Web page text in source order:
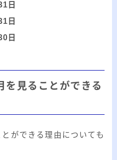
日
日
日
を見ることができる
ができる理由についても